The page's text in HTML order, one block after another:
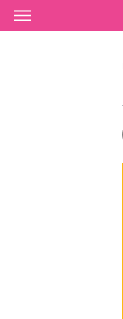
Ir al contenido principal